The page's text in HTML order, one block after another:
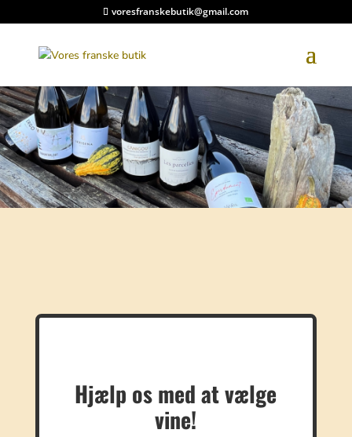
voresfranskebutik@gmail.com
Hjælp os med at vælge
vine!